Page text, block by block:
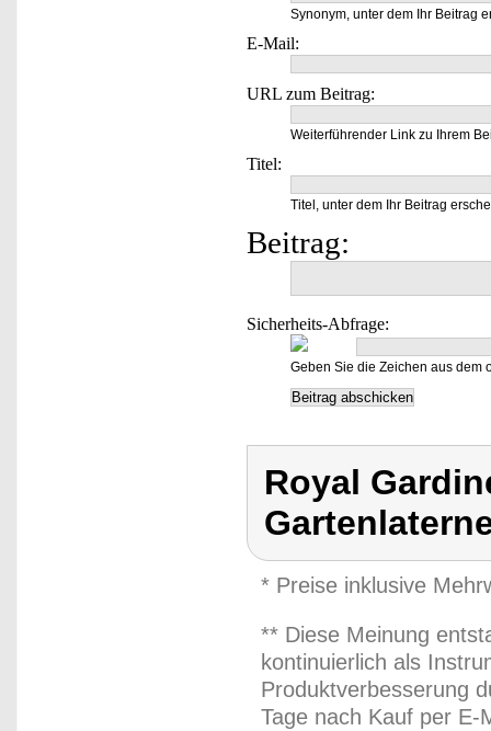
Synonym, unter dem Ihr Beitrag
E-Mail:
URL zum Beitrag:
Weiterführender Link zu Ihrem
Titel:
Titel, unter dem Ihr Beitrag
Beitrag:
Sicherheits-Abfrage:
Geben Sie die Zeichen aus dem
Royal
* Preise inklusive
** Diese Meinung
kontinuierlich als
Produktverbesserung
Tage nach Kauf per E-